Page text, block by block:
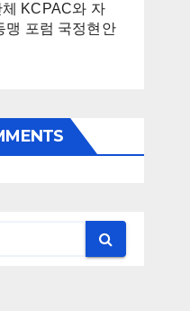
KCPAC와 자
맹 포럼 국정현안